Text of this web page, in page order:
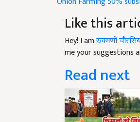
Like this
Hey! I amरुक्मणी
me your suggestions
Read next